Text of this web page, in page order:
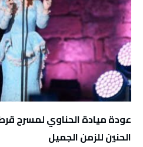
الحنين للزمن الجميل